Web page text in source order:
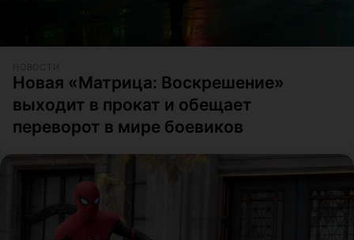
Новая «Матрица: Воскрешение»
выходит в прокат и обещает
переворот в мире боевиков